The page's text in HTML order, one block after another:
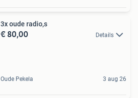
3x oude radio,s
€ 80,00 Details
Oude Pekela 3 aug 26